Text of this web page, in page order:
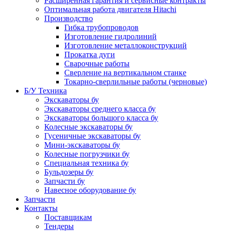
Оптимальная работа двигателя Hitachi
Производство
Гибка трубопроводов
Изготовление гидролиний
Изготовление металлоконструкций
Прокатка дуги
Сварочные работы
Сверление на вертикальном станке
Токарно-сверлильные работы (черновые)
Б/У Техника
Экскаваторы бу
Экскаваторы среднего класса бу
Экскаваторы большого класса бу
Колесные экскаваторы бу
Гусеничные экскаваторы бу
Мини-экскаваторы бу
Колесные погрузчики бу
Специальная техника бу
Бульдозеры бу
Запчасти бу
Навесное оборудование бу
Запчасти
Контакты
Поставщикам
Тендеры